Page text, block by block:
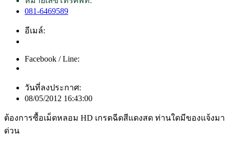
081-6469589
อีเมล์:
Facebook / Line:
วันที่ลงประกาศ:
08/05/2012 16:43:00
ต้องการซื้อเม็ดหลอม HD เกรดฉีดสีแดงสด ท่านใดมีของแจ้งมา
ด่วน